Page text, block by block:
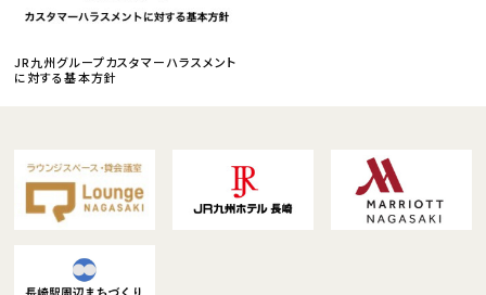
JR九州グループカスタマーハラスメント
に対する基本方針